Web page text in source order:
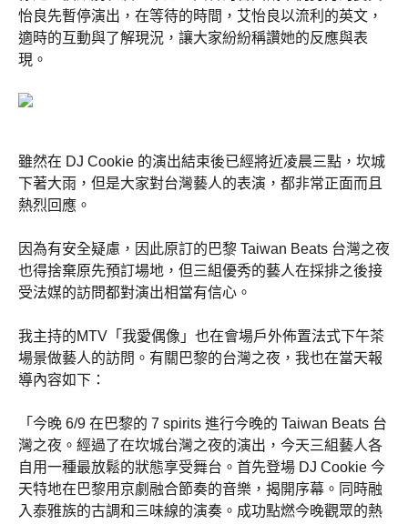
怡良先暫停演出，在等待的時間，艾怡良以流利的英文，
適時的互動與了解現況，讓大家紛紛稱讚她的反應與表
現。
雖然在 DJ Cookie 的演出結束後已經將近凌晨三點，坎城
下著大雨，但是大家對台灣藝人的表演，都非常正面而且
熱烈回應。
因為有安全疑慮，因此原訂的巴黎 Taiwan Beats 台灣之夜
也得捨棄原先預訂場地，但三組優秀的藝人在採排之後接
受法媒的訪問都對演出相當有信心。
我主持的MTV「我愛偶像」也在會場戶外佈置法式下午茶
場景做藝人的訪問。有關巴黎的台灣之夜，我也在當天報
導內容如下：
「今晚 6/9 在巴黎的 7 spirits 進行今晚的 Taiwan Beats 台
灣之夜。經過了在坎城台灣之夜的演出，今天三組藝人各
自用一種最放鬆的狀態享受舞台。首先登場 DJ Cookie 今
天特地在巴黎用京劇融合節奏的音樂，揭開序幕。同時融
入泰雅族的古調和三味線的演奏。成功點燃今晚觀眾的熱